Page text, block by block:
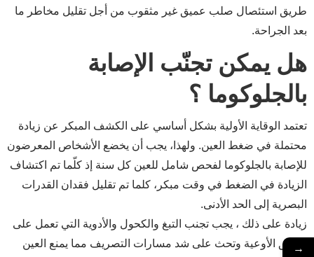
طريق استئصال صلب عميق غير مثقوب من أجل تقليل مخاطر ما
بعد الجراحة.
هل يمكن تجنّب الإصابة
بالجلوكوما ؟
تعتمد الوقاية الأولية بشكل أساسي على الكشف المبكر عن زيادة
محتملة في ضغط العين. ولهذا، يجب أن يخضع الأشخاص المعرضون
للإصابة بالجلوكوما لفحص شامل للعين كل سنة إذ كلّما تم اكتشاف
الزيادة في الضغط في وقت مبكر، كلما تم تقليل فقدان القدرات
البصرية إلى الحد الأدنى.
زيادة على ذلك ، يجب تجنب التبغ والكحول والأدوية التي تعمل على
تضييق الأوعية وتحث على شد مسارات التصريف مما يمنع العين
→